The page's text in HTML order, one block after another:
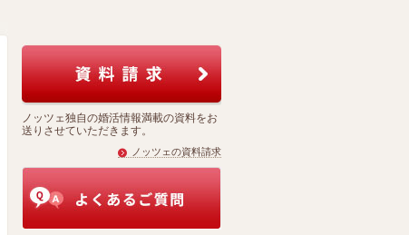
ノッツェ独自の婚活情報満載の資料をお
送りさせていただきます。
ノッツェの資料請求